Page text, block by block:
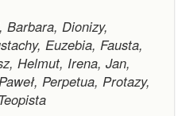
Barbara, Dionizy,
Euzebia, Fausta,
Helmut, Irena, Jan,
Perpetua, Protazy,